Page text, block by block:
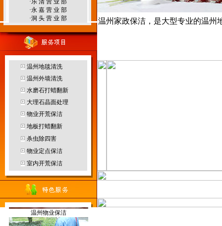
·乐 清 营 业 部
·永 嘉 营 业 部
·洞 头 营 业 部 温州家政保洁，是大型专业的温州
温州地毯清洗
温州外墙清洗
水磨石打蜡翻新
大理石晶面处理
物业开荒保洁
地板打蜡翻新
杀虫除四害
物业定点保洁
室内开荒保洁
温州环境治理
温州园林绿化
温州防水补漏
烟雾机
地毯干洗机